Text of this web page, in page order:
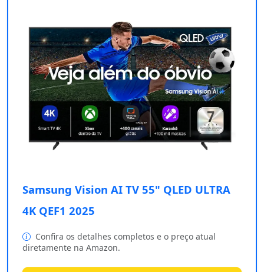
Samsung Vision AI TV 55" QLED ULTRA
4K QEF1 2025
Confira os detalhes completos e o preço atual
diretamente na Amazon.